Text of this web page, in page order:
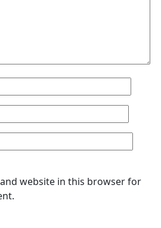
website in this browser for